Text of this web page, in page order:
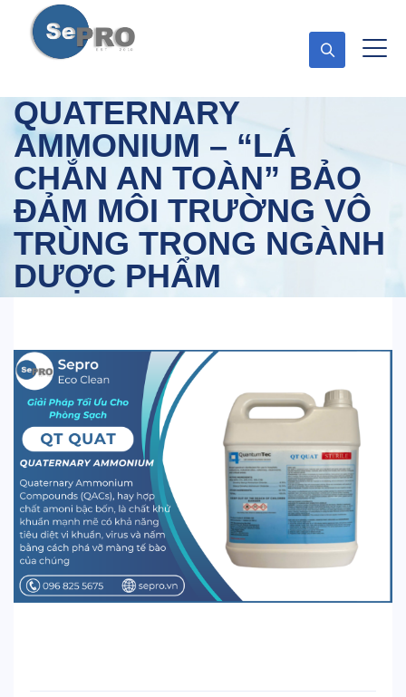
QUATERNARY
AMMONIUM – “LÁ
CHẮN AN TOÀN” BẢO
ĐẢM MÔI TRƯỜNG VÔ
TRÙNG TRONG NGÀNH
DƯỢC PHẨM